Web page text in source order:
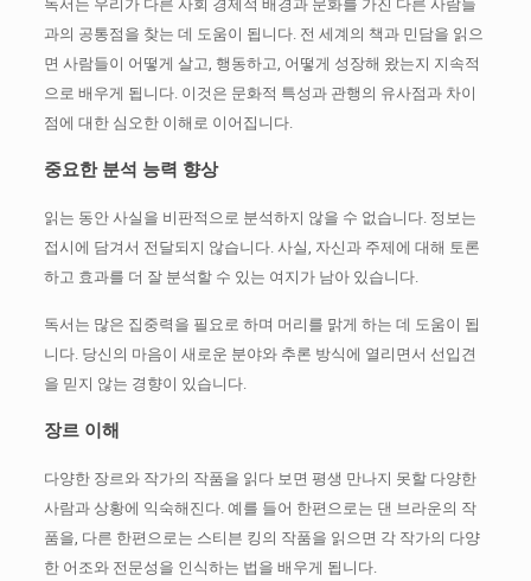
독서는 우리가 다른 사회 경제적 배경과 문화를 가진 다른 사람들
과의 공통점을 찾는 데 도움이 됩니다. 전 세계의 책과 민담을 읽으
면 사람들이 어떻게 살고, 행동하고, 어떻게 성장해 왔는지 지속적
으로 배우게 됩니다. 이것은 문화적 특성과 관행의 유사점과 차이
점에 대한 심오한 이해로 이어집니다.
중요한 분석 능력 향상
읽는 동안 사실을 비판적으로 분석하지 않을 수 없습니다. 정보는
접시에 담겨서 전달되지 않습니다. 사실, 자신과 주제에 대해 토론
하고 효과를 더 잘 분석할 수 있는 여지가 남아 있습니다.
독서는 많은 집중력을 필요로 하며 머리를 맑게 하는 데 도움이 됩
니다. 당신의 마음이 새로운 분야와 추론 방식에 열리면서 선입견
을 믿지 않는 경향이 있습니다.
장르 이해
다양한 장르와 작가의 작품을 읽다 보면 평생 만나지 못할 다양한
사람과 상황에 익숙해진다. 예를 들어 한편으로는 댄 브라운의 작
품을, 다른 한편으로는 스티븐 킹의 작품을 읽으면 각 작가의 다양
한 어조와 전문성을 인식하는 법을 배우게 됩니다.